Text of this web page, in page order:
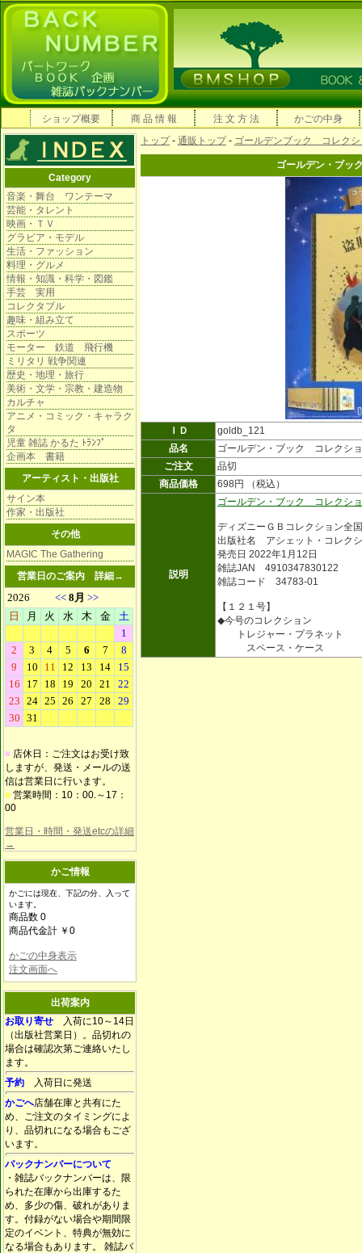
ショップ概要 商 品 情 報 注 文 方 法 かごの中身
Category
音楽・舞台 ワンテーマ
芸能・タレント
映画・ＴＶ
グラビア・モデル
生活・ファッション
料理・グルメ
情報・知識・科学・図鑑
手芸 実用
コレクタブル
趣味・組み立て
スポーツ
モーター 鉄道 飛行機
ミリタリ 戦争関連
歴史・地理・旅行
美術・文学・宗教・建造物
カルチャ
アニメ・コミック・キャラク
タ
児童 雑誌 かるた ﾄﾗﾝﾌﾟ
企画本 書籍
アーティスト・出版社
サイン本
作家・出版社
その他
MAGIC The Gathering
営業日のご案内 詳細→
■ 店休日：ご注文はお受け致
しますが、発送・メールの送
信は営業日に行います。
■ 営業時間：10：00.～17：
00
営業日・時間・発送etcの詳細
→
かご情報
かごには現在、下記の分、入って
います。
商品数 0
商品代金計 ￥0
かごの中身表示
注文画面へ
出荷案内
お取り寄せ 入荷に10～14日
（出版社営業日）。品切れの
場合は確認次第ご連絡いたし
ます。
予約 入荷日に発送
かごへ店舗在庫と共有にた
め、ご注文のタイミングによ
り、品切れになる場合もござ
います。
バックナンバーについて
・雑誌バックナンバーは、限
られた在庫から出庫するた
め、多少の傷、破れがありま
す。付録がない場合や期間限
定のイベント、特典が無効に
なる場合もあります。 雑誌バ
トップ- 通販トップ- ゴールデンブック コレクシ
ゴールデン・ブ
ＩＤ
goldb_121
品名
ゴールデン・ブック コレクシ
ご注文
品切
商品価格
698円 （税込）
説明
ゴールデン・ブック コレク
ディズニーＧＢコレクション全
出版社名 アシェット・コレク
発売日 2022年1月12日
雑誌JAN 4910347830122
雑誌コード 34783-01
【１２１号】
◆今号のコレクション
トレジャー・プラネット
スペース・ケース